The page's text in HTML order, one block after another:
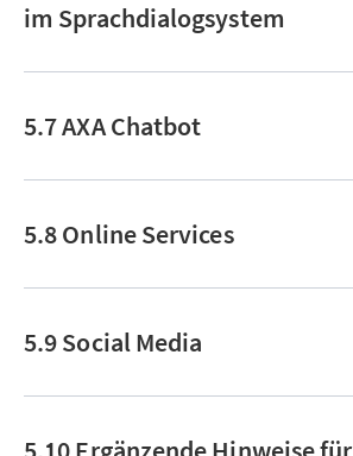
im Sprachdialogsystem
5.7 AXA Chatbot
5.8 Online Services
5.9 Social Media